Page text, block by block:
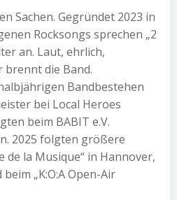
Sachen. Gegründet 2023 in
Rocksongs sprechen „2
an. Laut, ehrlich,
die Band.
Bandbestehen
bei Local Heroes
beim BABIT e.V.
2025 folgten größere
de la Musique“ in Hannover,
„K:O:A Open-Air